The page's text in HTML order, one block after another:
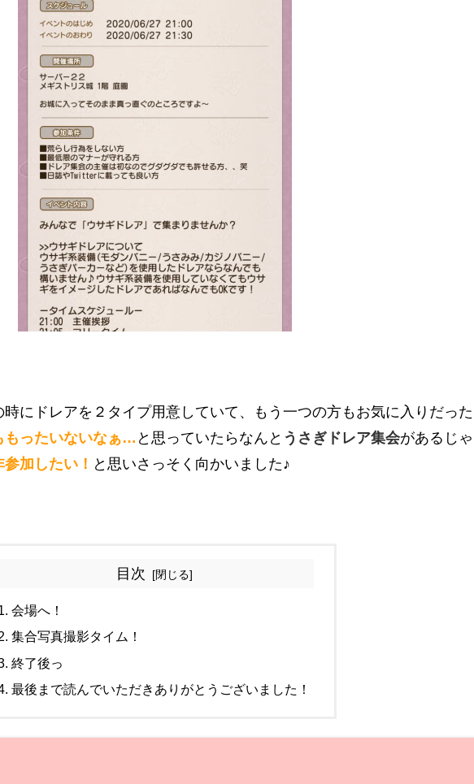
にドレアを２タイプ用意していて、もう一つの方もお気に入りだった
もったいないなぁ… と思っていたらなんと うさぎドレア集会があるじゃ
加したい！ と思いさっそく向かいました♪
目次
会場へ！
集合写真撮影タイム！
終了後っ
最後まで読んでいただきありがとうございました！